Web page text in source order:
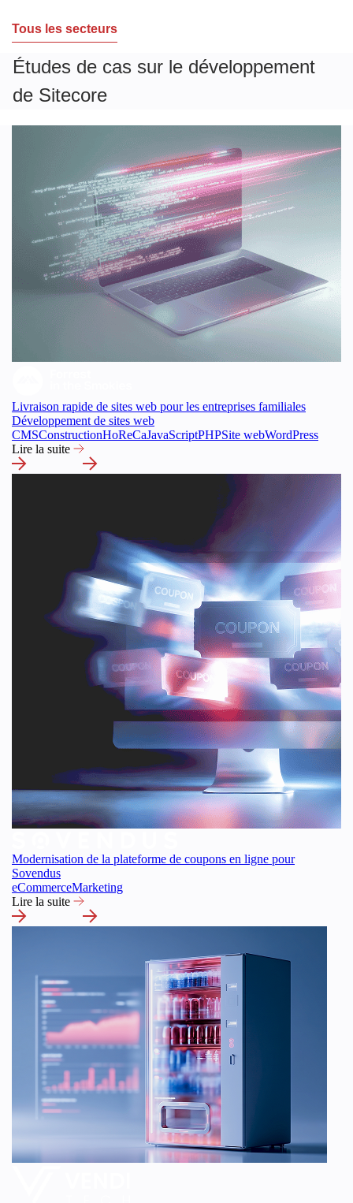
Tous les secteurs
Études de cas sur le développement
de Sitecore
Livraison rapide de sites web pour les entreprises familiales
Développement de sites web
CMSConstructionHoReCaJavaScriptPHPSite webWordPress
Lire la suite
Modernisation de la plateforme de coupons en ligne pour
Sovendus
eCommerceMarketing
Lire la suite